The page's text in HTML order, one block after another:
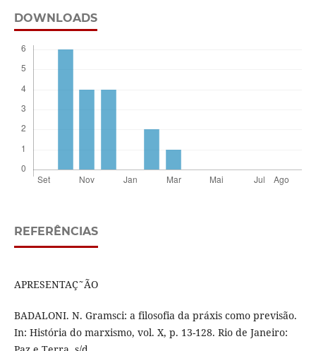
DOWNLOADS
REFERÊNCIAS
APRESENTAÇ˜ÃO
BADALONI. N. Gramsci: a filosofia da práxis como previsão.
In: História do marxismo, vol. X, p. 13-128. Rio de Janeiro: